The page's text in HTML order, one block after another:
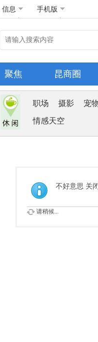
信息 手机版
聚焦 昆商圈
职场 摄影 宠
情感天空
不好意思 关
请稍候...